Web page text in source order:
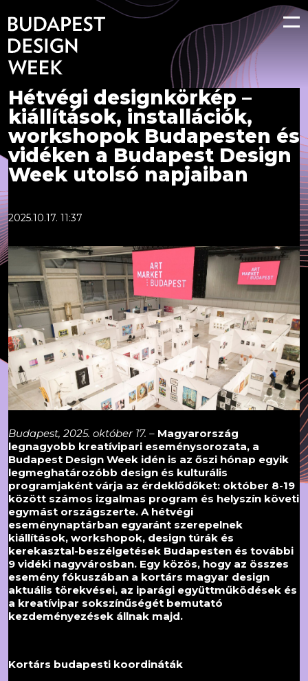
Hétvégi designkörkép –
kiállítások, installációk,
workshopok Budapesten és
vidéken a Budapest Design
Week utolsó napjaiban
2025.10.17. 11:37
Budapest, 2025. október 17. – Magyarország
legnagyobb kreatívipari eseménysorozata, a
Budapest Design Week idén is az őszi hónap egyik
legmeghatározóbb design és kulturális
programjaként várja az érdeklődőket: október 8-19
között számos izgalmas program és helyszín követi
egymást országszerte. A hétvégi
eseménynaptárban egyaránt szerepelnek
kiállítások, workshopok, design túrák és
kerekasztal-beszélgetések Budapesten és további
9 vidéki nagyvárosban. Egy közös, hogy az összes
esemény fókuszában a kortárs magyar design
aktuális törekvései, az iparági együttműködések és
a kreatívipar sokszínűségét bemutató
kezdeményezések állnak majd.
Kortárs budapesti koordináták